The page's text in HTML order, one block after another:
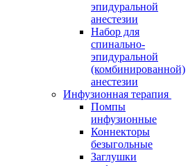
эпидуральной
анестезии
Набор для
спинально-
эпидуральной
(комбинированной)
анестезии
Инфузионная терапия
Помпы
инфузионные
Коннекторы
безыгольные
Заглушки